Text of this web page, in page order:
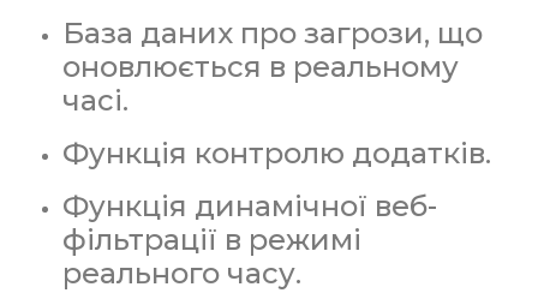
База даних про загрози, що
оновлюється в реальному
часі.
Функція контролю додатків.
Функція динамічної веб-
фільтрації в режимі
реального часу.